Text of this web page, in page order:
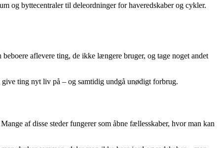
og byttecentraler til deleordninger for haveredskaber og cykler.
aflevere ting, de ikke længere bruger, og tage noget andet
give ting nyt liv på – og samtidig undgå unødigt forbrug.
af disse steder fungerer som åbne fællesskaber, hvor man kan